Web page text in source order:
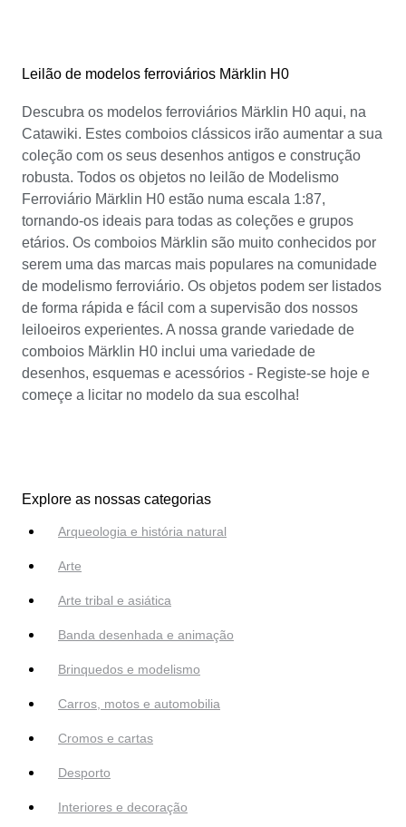
Leilão de modelos ferroviários Märklin H0
Descubra os modelos ferroviários Märklin H0 aqui, na
Catawiki. Estes comboios clássicos irão aumentar a sua
coleção com os seus desenhos antigos e construção
robusta. Todos os objetos no leilão de Modelismo
Ferroviário Märklin H0 estão numa escala 1:87,
tornando-os ideais para todas as coleções e grupos
etários. Os comboios Märklin são muito conhecidos por
serem uma das marcas mais populares na comunidade
de modelismo ferroviário. Os objetos podem ser listados
de forma rápida e fácil com a supervisão dos nossos
leiloeiros experientes. A nossa grande variedade de
comboios Märklin H0 inclui uma variedade de
desenhos, esquemas e acessórios - Registe-se hoje e
começe a licitar no modelo da sua escolha!
Explore as nossas categorias
Arqueologia e história natural
Arte
Arte tribal e asiática
Banda desenhada e animação
Brinquedos e modelismo
Carros, motos e automobilia
Cromos e cartas
Desporto
Interiores e decoração